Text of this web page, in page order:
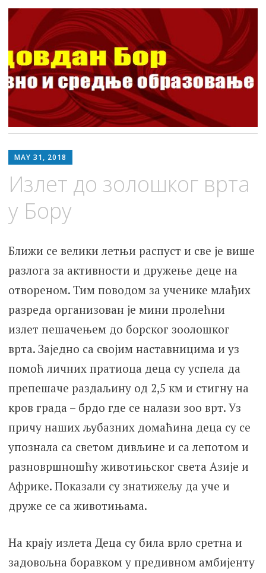
ШОСО Видовдан Бор
Школа за основно и средње образовање
to
MAY 31, 2018
Излет до золошког врта
у Бору
Ближи се велики летњи распуст и све је више
разлога за активности и дружење деце на
отвореном. Тим поводом за ученике млађих
разреда организован је мини пролећни
излет пешачењем до борског зоолошког
врта. Заједно са својим наставницима и уз
помоћ личних пратиоца деца су успела да
препешаче раздаљину од 2,5 км и стигну на
кров града – брдо где се налази зоо врт. Уз
причу наших љубазних домаћина деца су се
упознала са светом дивљине и са лепотом и
разновршношћу животињског света Азије и
Африке. Показали су знатижељу да уче и
друже се са животињама.
На крају излета Деца су била врло сретна и
задовољна боравком у предивном амбијенту